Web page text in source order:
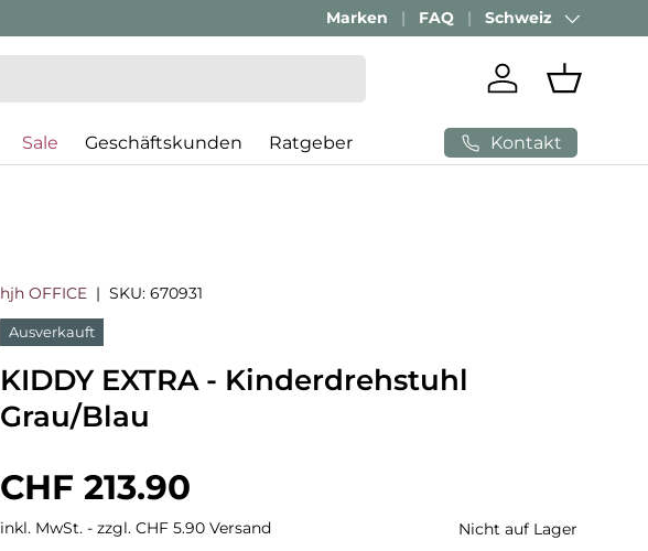
Marken FAQ Land/Region
Schweiz
Einloggen
Sale Geschäftskunden Ratgeber Kontakt
hjh OFFICE |SKU: 670931
Ausverkauft
KIDDY EXTRA - Kinderdrehstuhl
Grau/Blau
Normaler Preis
CHF 213.90
inkl. MwSt. - zzgl. CHF 5.90 Versand Nicht auf Lager